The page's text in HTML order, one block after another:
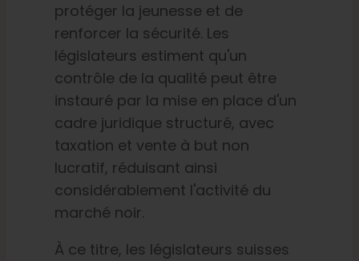
protéger la jeunesse et de
renforcer la sécurité. Les
législateurs estiment qu'un
contrôle de la qualité peut être
instauré par la mise en place d'un
cadre juridique structuré, avec
taxation et vente à but non
lucratif, réduisant ainsi
considérablement l'activité du
marché noir.
À ce titre, les législateurs suisses